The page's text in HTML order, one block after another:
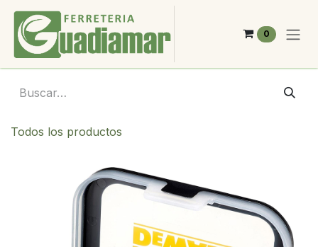
Ir al contenido
0
Todos los productos